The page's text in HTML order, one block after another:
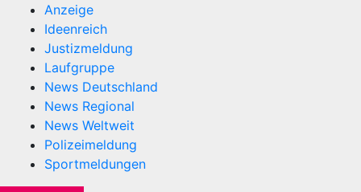
Anzeige
Ideenreich
Justizmeldung
Laufgruppe
News Deutschland
News Regional
News Weltweit
Polizeimeldung
Sportmeldungen